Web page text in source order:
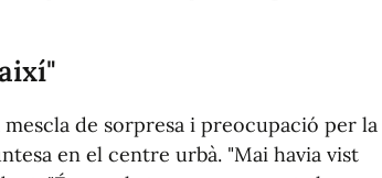
de sorpresa i preocupació per la
en el centre urbà. "Mai havia vist